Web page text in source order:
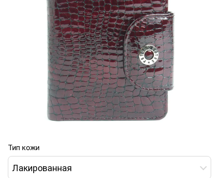
Тип кожи
Лакированная